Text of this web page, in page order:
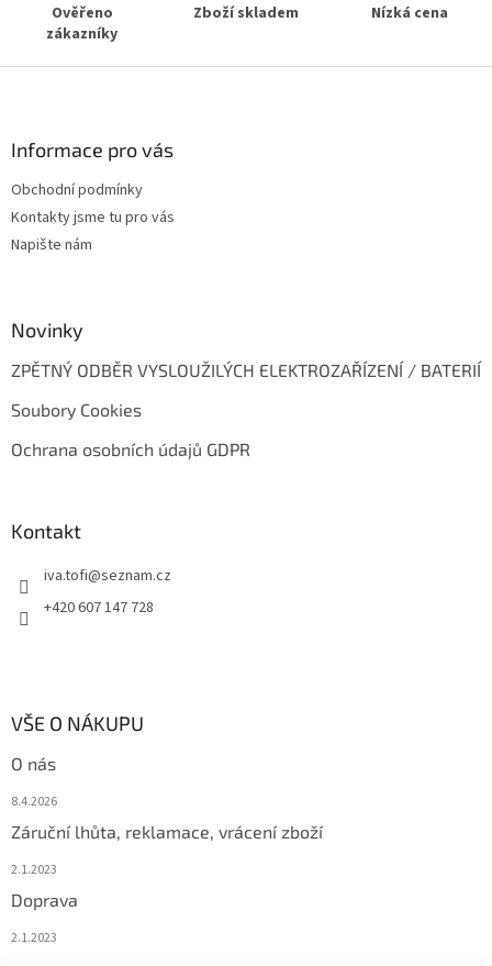
Ověřeno
zákazníky
Zboží skladem Nízká cena
Informace pro vás
Obchodní podmínky
Kontakty jsme tu pro vás
Napište nám
Novinky
ZPĚTNÝ ODBĚR VYSLOUŽILÝCH ELEKTROZAŘÍZENÍ / BATERIÍ
Soubory Cookies
Ochrana osobních údajů GDPR
Kontakt
iva.tofi@seznam.cz
+420 607 147 728
VŠE O NÁKUPU
O nás
8.4.2026
Záruční lhůta, reklamace, vrácení zboží
2.1.2023
Doprava
2.1.2023